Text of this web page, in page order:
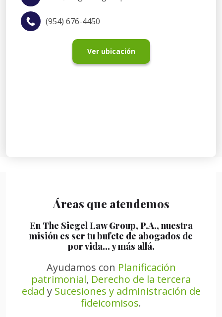
(954) 676-4450
Ver ubicación
Áreas que atendemos
En The Siegel Law Group, P.A., nuestra
misión es ser tu bufete de abogados de
por vida… y más allá.
Ayudamos con Planificación
patrimonial, Derecho de la tercera
edad y Sucesiones y administración de
fideicomisos.